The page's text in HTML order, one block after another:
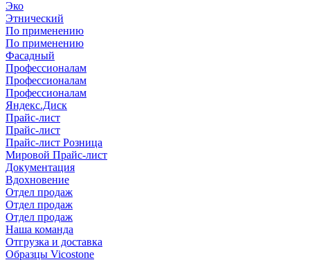
Эко
Этнический
По применению
По применению
Фасадный
Профессионалам
Профессионалам
Профессионалам
Яндекс.Диск
Прайс-лист
Прайс-лист
Прайс-лист Розница
Мировой Прайс-лист
Документация
Вдохновение
Отдел продаж
Отдел продаж
Отдел продаж
Наша команда
Отгрузка и доставка
Образцы Vicostone